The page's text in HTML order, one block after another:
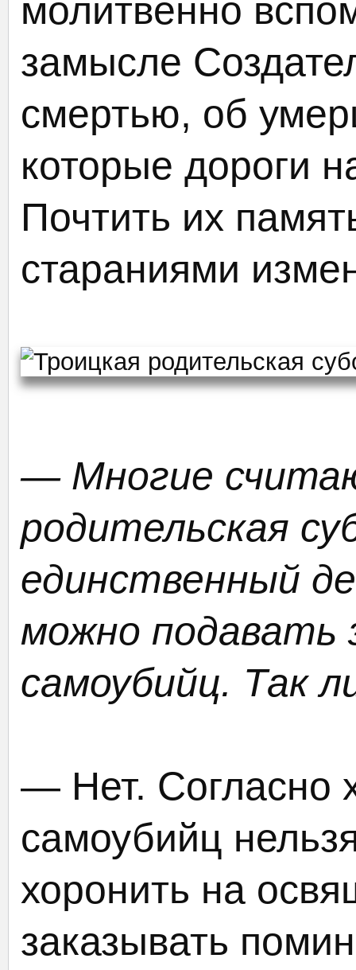
молитвенно
замысле
смертью, об
которые дороги
Почтить их
стараниями
— Многие
родительская
единственный
можно подавать
самоубийц. Так
— Нет. Согласно
самоубийц
хоронить на
заказывать